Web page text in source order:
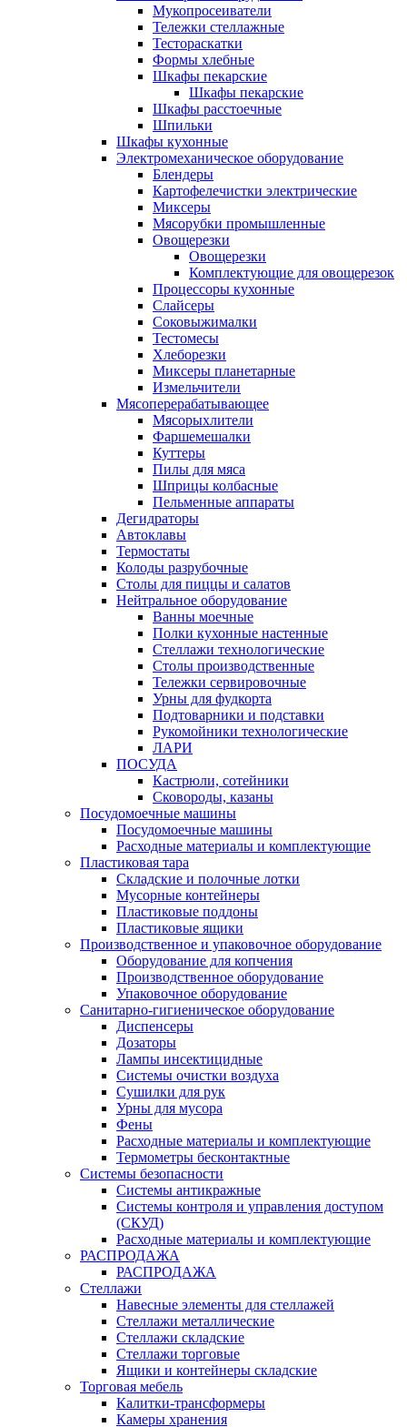
Мукопросеиватели
Тележки стеллажные
Тестораскатки
Формы хлебные
Шкафы пекарские
Шкафы пекарские
Шкафы расстоечные
Шпильки
Шкафы кухонные
Электромеханическое оборудование
Блендеры
Картофелечистки электрические
Миксеры
Мясорубки промышленные
Овощерезки
Овощерезки
Комплектующие для овощерезок
Процессоры кухонные
Слайсеры
Соковыжималки
Тестомесы
Хлеборезки
Миксеры планетарные
Измельчители
Мясоперерабатывающее
Мясорыхлители
Фаршемешалки
Куттеры
Пилы для мяса
Шприцы колбасные
Пельменные аппараты
Дегидраторы
Автоклавы
Термостаты
Колоды разрубочные
Столы для пиццы и салатов
Нейтральное оборудование
Ванны моечные
Полки кухонные настенные
Стеллажи технологические
Столы производственные
Тележки сервировочные
Урны для фудкорта
Подтоварники и подставки
Рукомойники технологические
ЛАРИ
ПОСУДА
Кастрюли, сотейники
Сковороды, казаны
Посудомоечные машины
Посудомоечные машины
Расходные материалы и комплектующие
Пластиковая тара
Складские и полочные лотки
Мусорные контейнеры
Пластиковые поддоны
Пластиковые ящики
Производственное и упаковочное оборудование
Оборудование для копчения
Производственное оборудование
Упаковочное оборудование
Санитарно-гигиеническое оборудование
Диспенсеры
Дозаторы
Лампы инсектицидные
Системы очистки воздуха
Сушилки для рук
Урны для мусора
Фены
Расходные материалы и комплектующие
Термометры бесконтактные
Системы безопасности
Системы антикражные
Системы контроля и управления доступом
(СКУД)
Расходные материалы и комплектующие
РАСПРОДАЖА
РАСПРОДАЖА
Стеллажи
Навесные элементы для стеллажей
Стеллажи металлические
Стеллажи складские
Стеллажи торговые
Ящики и контейнеры складские
Торговая мебель
Калитки-трансформеры
Камеры хранения